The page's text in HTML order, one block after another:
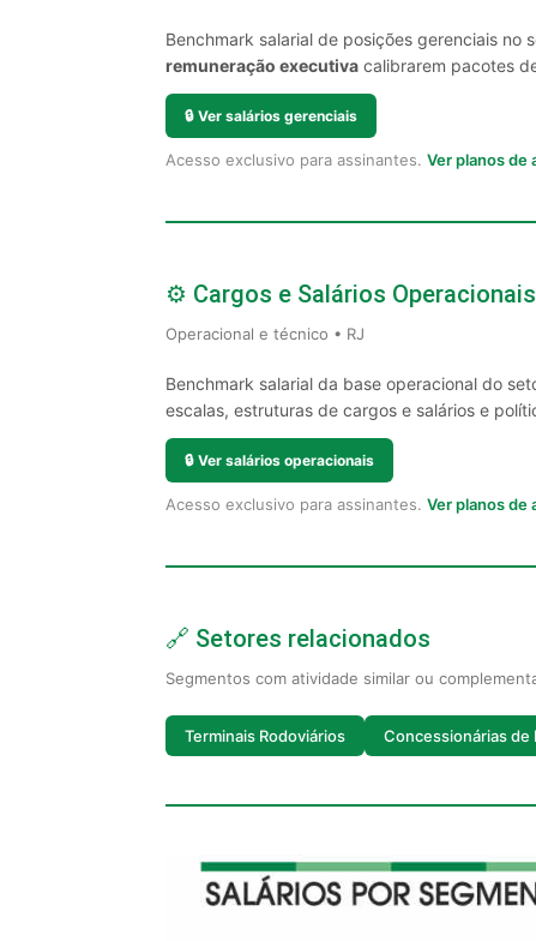
Benchmark salarial de posições gerenciais
remuneração executiva calibrarem pacotes
🔒 Ver salários gerenciais
Acesso exclusivo para assinantes. Ver planos de
⚙️ Cargos e Salários Operacionais
Operacional e técnico • RJ
Benchmark salarial da base operacional do
escalas, estruturas de cargos e salários e
🔒 Ver salários operacionais
Acesso exclusivo para assinantes. Ver planos de
🔗 Setores relacionados
Segmentos com atividade similar ou
Terminais Rodoviários Concessionárias de